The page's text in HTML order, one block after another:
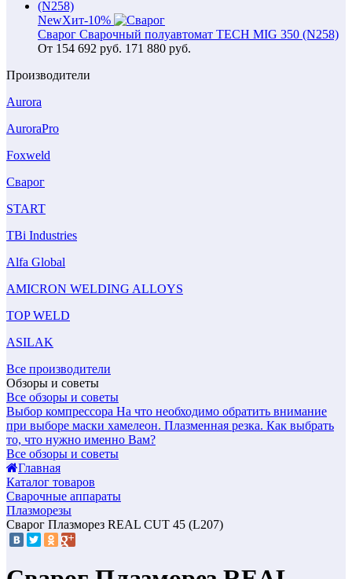
NewХит-10%
Сварог Сварочный полуавтомат TECH MIG 350 (N258)
От 154 692 руб. 171 880 руб.
Производители
Aurora
AuroraPro
Foxweld
Сварог
START
TBi Industries
Alfa Global
AMICRON WELDING ALLOYS
TOP WELD
ASILAK
Все производители
Обзоры и советы
Все обзоры и советы
Выбор компрессора На что необходимо обратить внимание
при выборе маски хамелеон. Плазменная резка. Как выбрать
то, что нужно именно Вам?
Все обзоры и советы
Главная
Каталог товаров
Сварочные аппараты
Плазморезы
Сварог Плазморез REAL CUT 45 (L207)